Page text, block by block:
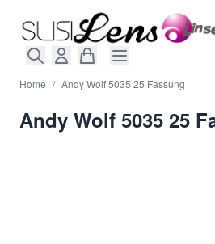
Home / Andy Wolf 5035 25 Fassung
Andy Wolf 5035 25